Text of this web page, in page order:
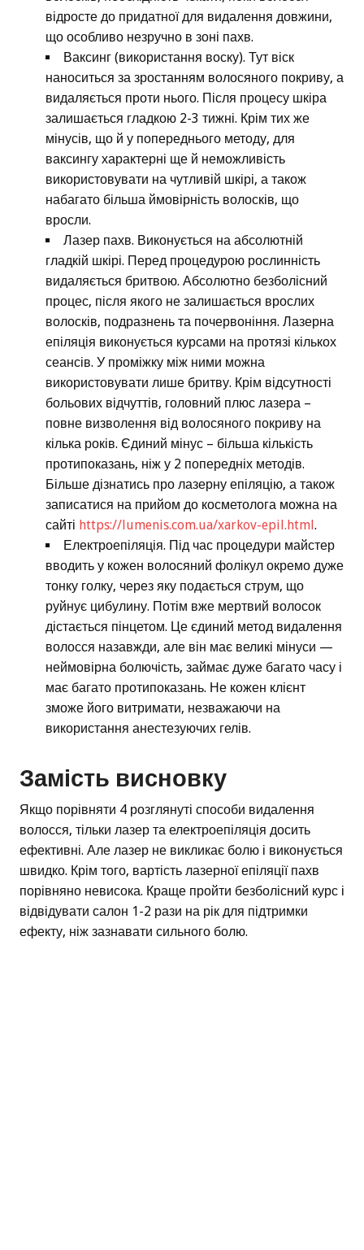
відросте до придатної для видалення довжини,
що особливо незручно в зоні пахв.
Ваксинг (використання воску). Тут віск
наноситься за зростанням волосяного покриву, а
видаляється проти нього. Після процесу шкіра
залишається гладкою 2-3 тижні. Крім тих же
мінусів, що й у попереднього методу, для
ваксингу характерні ще й неможливість
використовувати на чутливій шкірі, а також
набагато більша ймовірність волосків, що
вросли.
Лазер пахв. Виконується на абсолютній
гладкій шкірі. Перед процедурою рослинність
видаляється бритвою. Абсолютно безболісний
процес, після якого не залишається врослих
волосків, подразнень та почервоніння. Лазерна
епіляція виконується курсами на протязі кількох
сеансів. У проміжку між ними можна
використовувати лише бритву. Крім відсутності
больових відчуттів, головний плюс лазера –
повне визволення від волосяного покриву на
кілька років. Єдиний мінус – більша кількість
протипоказань, ніж у 2 попередніх методів.
Більше дізнатись про лазерну епіляцію, а також
записатися на прийом до косметолога можна на
сайті https://lumenis.com.ua/xarkov-epil.html .
Електроепіляція. Під час процедури майстер
вводить у кожен волосяний фолікул окремо дуже
тонку голку, через яку подається струм, що
руйнує цибулину. Потім вже мертвий волосок
дістається пінцетом. Це єдиний метод видалення
волосся назавжди, але він має великі мінуси —
неймовірна болючість, займає дуже багато часу і
має багато протипоказань. Не кожен клієнт
зможе його витримати, незважаючи на
використання анестезуючих гелів.
Замість висновку
Якщо порівняти 4 розглянуті способи видалення
волосся, тільки лазер та електроепіляція досить
ефективні. Але лазер не викликає болю і виконується
швидко. Крім того, вартість лазерної епіляції пахв
порівняно невисока. Краще пройти безболісний курс і
відвідувати салон 1-2 рази на рік для підтримки
ефекту, ніж зазнавати сильного болю.